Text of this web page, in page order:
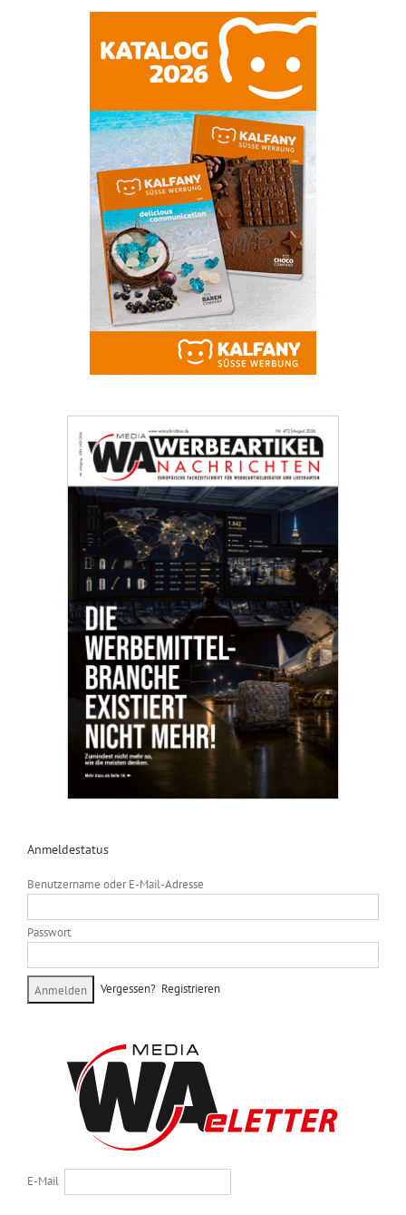
Anmeldestatus
Benutzername oder E-Mail-Adresse
Passwort
Vergessen? Registrieren
E-Mail